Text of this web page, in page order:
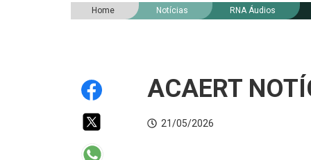
Home Notícias RNA Áudios
ACAERT
21/05/2026